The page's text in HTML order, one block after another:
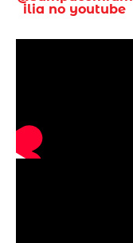
ilia no youtube